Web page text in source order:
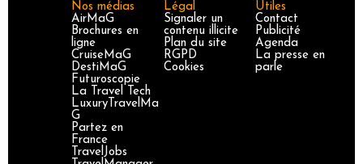
Nos médias
AirMaG
Brochures en
ligne
CruiseMaG
DestiMaG
Futuroscopie
La Travel Tech
LuxuryTravelMa
G
Partez en
France
TravelJobs
Légal
Signaler un
contenu illicite
Plan du site
RGPD
Cookies
Utiles
Contact
Publicité
Agenda
La presse en
parle